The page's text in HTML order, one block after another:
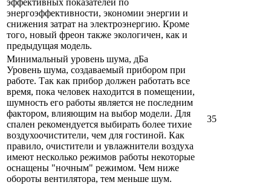
эффективных показателей по
энергоэффективности, экономии энергии и
снижения затрат на электроэнергию. Кроме
того, новый фреон также экологичен, как и
предыдущая модель.
Минимальный уровень шума, дБа
Уровень шума, создаваемый прибором при
работе. Так как прибор должен работать все
время, пока человек находится в помещении,
шумность его работы является не последним
фактором, влияющим на выбор модели. Для
спален рекомендуется выбирать более тихие
воздухоочистители, чем для гостиной. Как
правило, очистители и увлажнители воздуха
имеют несколько режимов работы некоторые
оснащены "ночным" режимом. Чем ниже
обороты вентилятора, тем меньше шум.
35